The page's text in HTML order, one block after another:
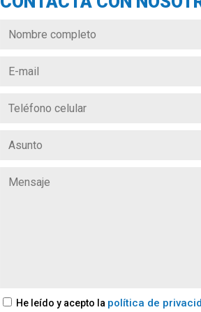
He leído y acepto la política de